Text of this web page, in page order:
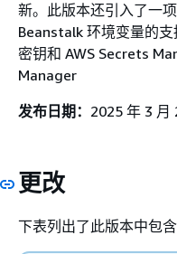
新。此版本还引入了一
Beanstalk 环境变量的
密钥和 AWS Secrets
Manager
发布日期： 2025 年 3 月
更改
下表列出了此版本中包含